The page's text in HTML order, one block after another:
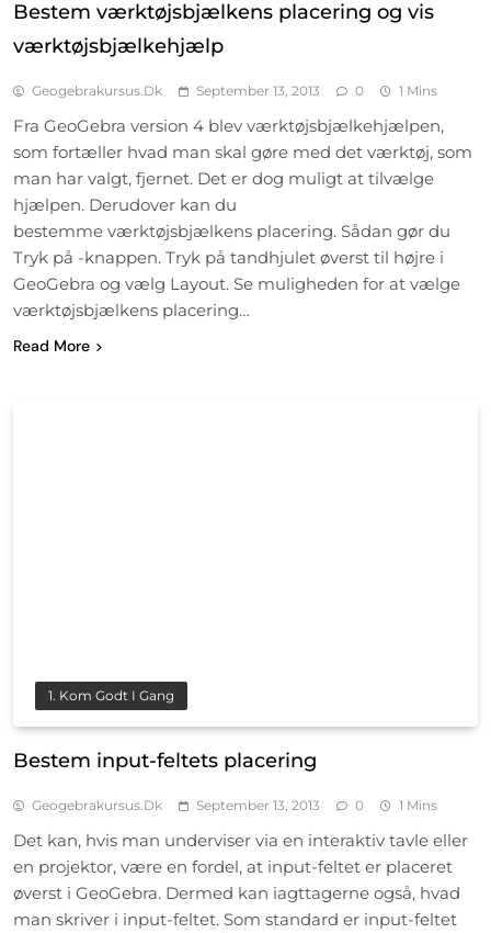
Bestem værktøjsbjælkens placering og vis
værktøjsbjælkehjælp
Geogebrakursus.dk September 13, 2013 0 1 Mins
Fra GeoGebra version 4 blev værktøjsbjælkehjælpen,
som fortæller hvad man skal gøre med det værktøj, som
man har valgt, fjernet. Det er dog muligt at tilvælge
hjælpen. Derudover kan du
bestemme værktøjsbjælkens placering. Sådan gør du
Tryk på -knappen. Tryk på tandhjulet øverst til højre i
GeoGebra og vælg Layout. Se muligheden for at vælge
værktøjsbjælkens placering…
Read More
1. Kom Godt I Gang
Bestem input-feltets placering
Geogebrakursus.dk September 13, 2013 0 1 Mins
Det kan, hvis man underviser via en interaktiv tavle eller
en projektor, være en fordel, at input-feltet er placeret
øverst i GeoGebra. Dermed kan iagttagerne også, hvad
man skriver i input-feltet. Som standard er input-feltet